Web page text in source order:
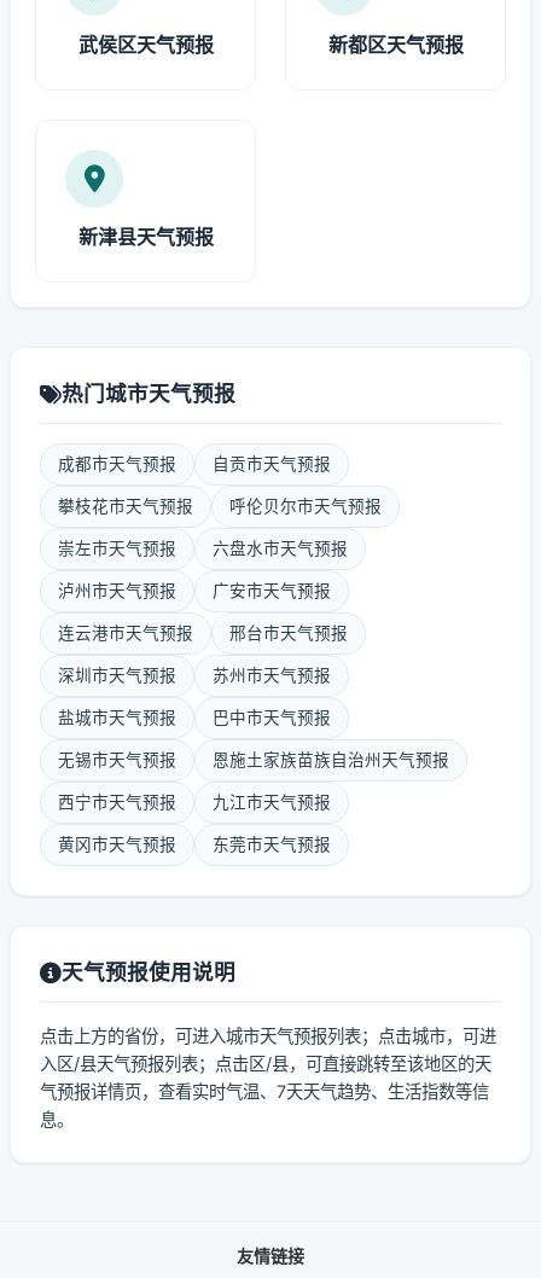
武侯区天气预报 新都区天气预报
新津县天气预报
热门城市天气预报
成都市天气预报 自贡市天气预报
攀枝花市天气预报 呼伦贝尔市天气预报
崇左市天气预报 六盘水市天气预报
泸州市天气预报 广安市天气预报
连云港市天气预报 邢台市天气预报
深圳市天气预报 苏州市天气预报
盐城市天气预报 巴中市天气预报
无锡市天气预报 恩施土家族苗族自治州天气预报
西宁市天气预报 九江市天气预报
黄冈市天气预报 东莞市天气预报
天气预报使用说明
点击上方的省份，可进入城市天气预报列表；点击城市，可进
入区/县天气预报列表；点击区/县，可直接跳转至该地区的天
气预报详情页，查看实时气温、7天天气趋势、生活指数等信
息。
友情链接